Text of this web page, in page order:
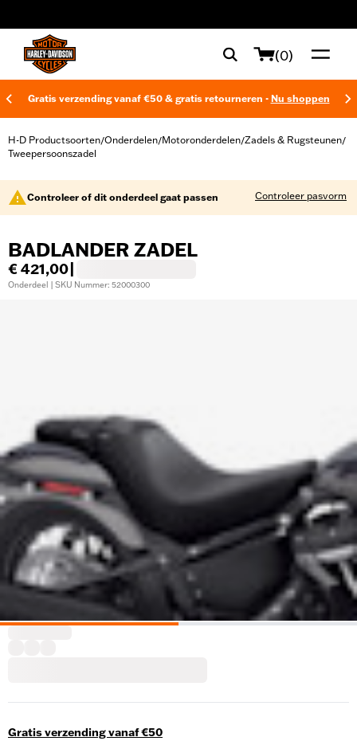
(0)
Gratis verzending vanaf €50 & gratis retourneren - Nu shoppen
H-D Productsoorten/Onderdelen/Motoronderdelen/Zadels & Rugsteunen/
Tweepersoonszadel
Controleer of dit onderdeel gaat passen Controleer pasvorm
BADLANDER ZADEL
€ 421,00
Onderdeel | SKU Nummer: 52000300
Gratis verzending vanaf €50